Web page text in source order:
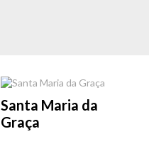
Santa Maria da
Graça